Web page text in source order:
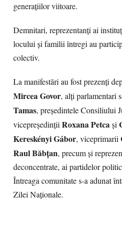
generațiilor viitoare.
Demnitari, reprezentanți ai
locului și familii întregi au
colectiv.
La manifestări au fost prezenți
Mircea Govor, alți parlamentari
Tamas, președintele Consiliului
vicepreședințiiRoxana Petcași
Kereskényi Gábor, viceprimarii
Raul Băbțan, precum și
deconcentrate, ai partidelor
Întreaga comunitate s-a adunat
Zilei Naționale.